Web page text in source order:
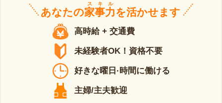
あなたの家事力
スキル
を活かせます
高時給 + 交通費
未経験者OK！資格不要
好きな曜日·時間に働ける
主婦/主夫歓迎